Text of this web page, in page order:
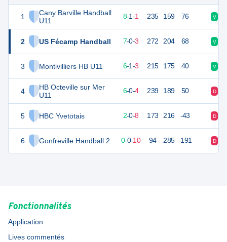
1
Cany Barville Handball
U11
2 US Fécamp Handball
3 Montivilliers HB U11
4
HB Octeville sur Mer
U11
5 HBC Yvetotais
6 Gonfreville Handball 2
27 10 8-1-1 235 159 76 V
24 10 7-0-3 272 204 68 V
22 6-1-3 215 175 40 V
22 6-0-4 239 189 50 D
2-0-8 173 216 -43 D
9 10 0-0-10 94 285 -191 D
Fonctionnalités
Application
Lives commentés